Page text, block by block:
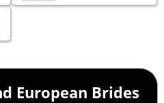
European Brides